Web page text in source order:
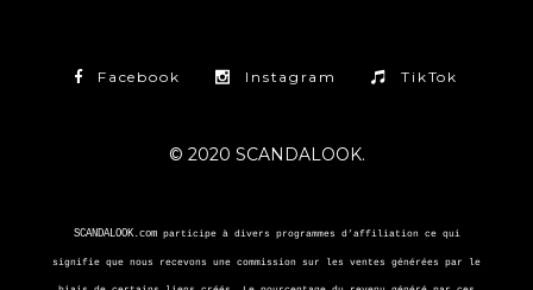
Facebook Instagram TikTok
© 2020 SCANDALOOK.
SCANDALOOK.comparticipe à divers programmes d’affiliation ce qui
signifie que nous recevons une commission sur les ventes générées par le